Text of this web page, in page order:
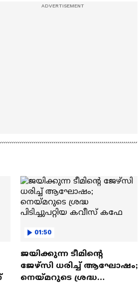
ആദ്യ ക്വാര്‍ട്ടര്‍ പോരിൽ
01:50
ജയിക്കുന്ന ടീമിന്റെ
ജേഴ്സി ധരിച്ച് ആഘോഷം;
നെയ്മറുടെ ശ്രദ്ധ